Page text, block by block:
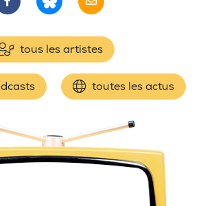
tous les artistes
toutes les actus